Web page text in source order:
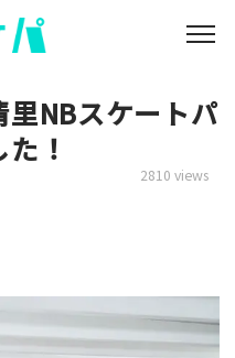
NBスケートパ
！
2810 views